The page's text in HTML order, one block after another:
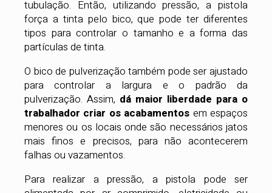
tubulação. Então, utilizando pressão, a pistola
força a tinta pelo bico, que pode ter diferentes
tipos para controlar o tamanho e a forma das
partículas de tinta.
O bico de pulverização também pode ser ajustado
para controlar a largura e o padrão da
pulverização. Assim, dá maior liberdade para o
trabalhador criar os acabamentos em espaços
menores ou os locais onde são necessários jatos
mais finos e precisos, para não acontecerem
falhas ou vazamentos.
Para realizar a pressão, a pistola pode ser